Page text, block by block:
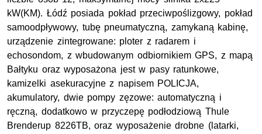
kW(KM). Łódź posiada pokład przeciwpoślizgowy, pokład
samoodpływowy, tubę pneumatyczną, zamykaną kabinę,
urządzenie zintegrowane: ploter z radarem i
echosondom, z wbudowanym odbiornikiem GPS, z mapą
Bałtyku oraz wyposażona jest w pasy ratunkowe,
kamizelki asekuracyjne z napisem POLICJA,
akumulatory, dwie pompy zęzowe: automatyczną i
ręczną, dodatkowo w przyczepę podłodziową Thule
Brenderup 8226TB, oraz wyposażenie drobne (latarki,